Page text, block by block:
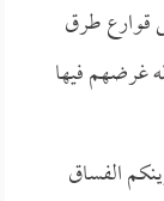
قوارع طرق
غرضهم فيها
الفساق